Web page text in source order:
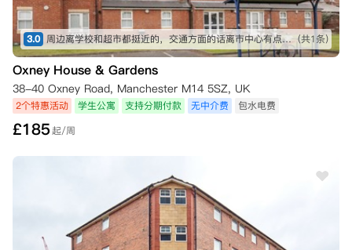
3.0 周边离学校和超市都挺近的，交通方面的话离市中心有点远，不过搭公交也很快就能到了。不满的一点是晚上经常有开摩托车炸街的，可能会有点吵。 (共1条)
Oxney House & Gardens
38-40 Oxney Road, Manchester M14 5SZ, UK
2个特惠活动 学生公寓 支持分期付款 无中介费 包水电费
£185起/周